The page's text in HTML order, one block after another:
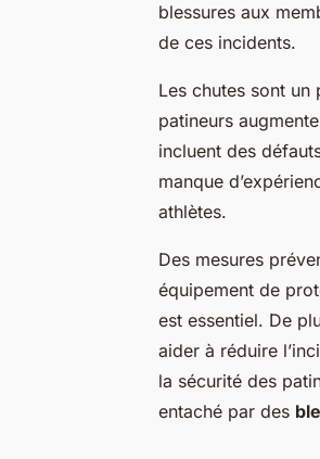
blessures aux
de ces incidents.
Les chutes sont
patineurs
incluent des
manque
athlètes.
Des mesures
équipement de
est essentiel. De
aider à réduire
la sécurité des
entaché par des